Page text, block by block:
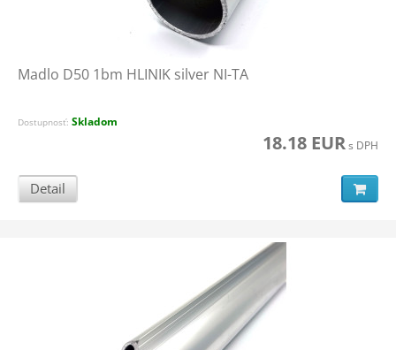
Madlo D50 1bm HLINIK silver NI-TA
Dostupnosť: Skladom
18.18 EURs DPH
Detail